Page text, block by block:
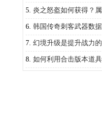
力？
5. 炎之怒盔如何获得？
6. 韩国传奇刺客武器数
7. 幻境升级是提升战力
8. 如何利用合击版本道